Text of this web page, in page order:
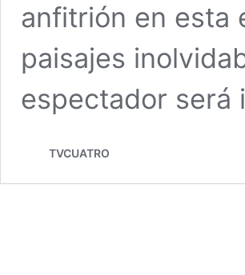
anfitrión en esta
paisajes
espectador
TVCUATRO